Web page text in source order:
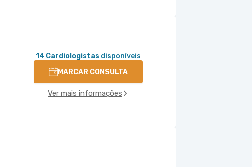
14 Cardiologistas disponíveis
MARCAR CONSULTA
Ver mais informações